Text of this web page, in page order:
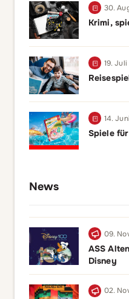
30.
Krimi,
19.
14.
Spiele
News
09.
ASS
Disney
02.